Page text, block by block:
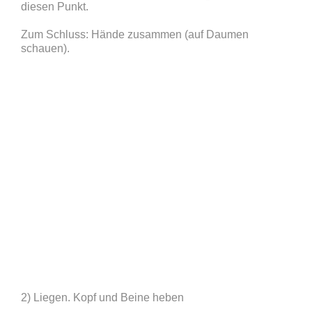
diesen Punkt.
Zum Schluss: Hände zusammen (auf Daumen
schauen).
2) Liegen. Kopf und Beine heben